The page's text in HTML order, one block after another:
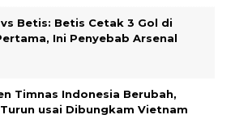
Betis: Betis Cetak 3 Gol di
Ini Penyebab Arsenal
Timnas Indonesia Berubah,
usai Dibungkam Vietnam